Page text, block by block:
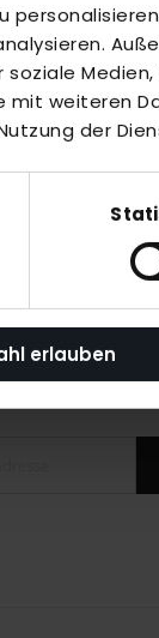
weiteren
der
erlauben